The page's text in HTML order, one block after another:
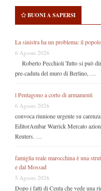
BUONI A SAPERSI
La sinistra ha un problema: il popolo
6 Agosto 2026
Roberto Pecchioli Tutto si può
pre-caduta del muro di Berlino, …
l Pentagono a corto di armamenti
6 Agosto 2026
convoca riunione urgente su
EditorAmbar Warrick Mercato
Reuters. …
famiglia reale marocchina è una
e dal Mossad
5 Agosto 2026
Dopo i fatti di Ceuta che vede una